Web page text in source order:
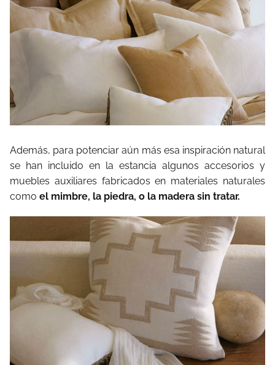
Además, para potenciar aún más esa inspiración natural
se han incluido en la estancia algunos accesorios y
muebles auxiliares fabricados en materiales naturales
como el mimbre, la piedra, o la madera sin tratar.